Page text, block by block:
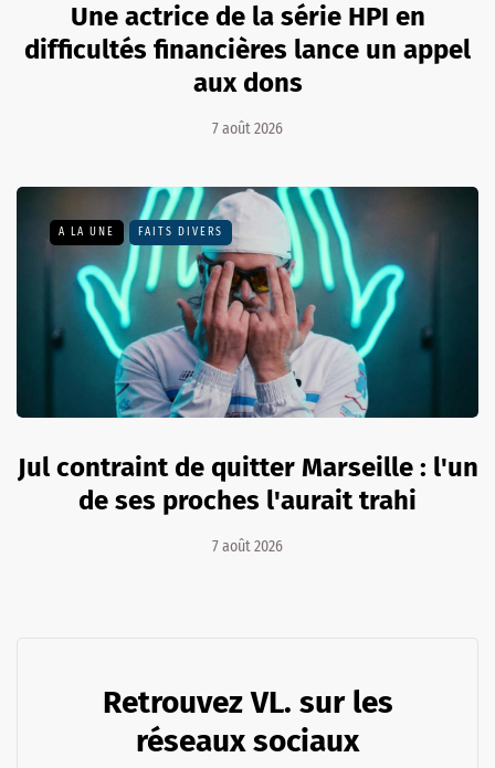
Une actrice de la série HPI en
difficultés financières lance un appel
aux dons
7 août 2026
A LA UNE FAITS DIVERS
Jul contraint de quitter Marseille : l'un
de ses proches l'aurait trahi
7 août 2026
Retrouvez VL. sur les
réseaux sociaux